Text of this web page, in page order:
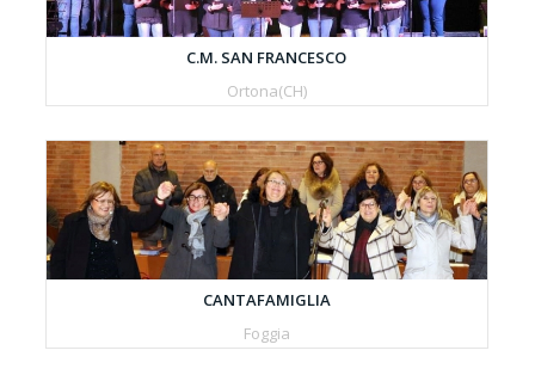
C.M. SAN FRANCESCO
Ortona(CH)
CANTAFAMIGLIA
Foggia